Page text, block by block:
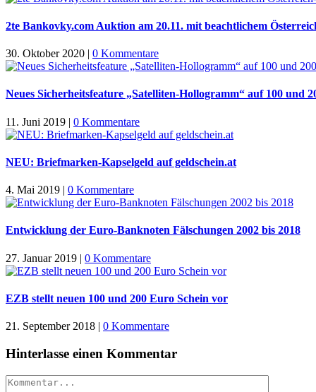
2te Bankovky.com Auktion am 20.11. mit beachtlichem
30. Oktober 2020 | 0 Kommentare
Neues Sicherheitsfeature „Satelliten-Hollogramm“ auf 100 und
11. Juni 2019 | 0 Kommentare
NEU: Briefmarken-Kapselgeld auf geldschein.at
4. Mai 2019 | 0 Kommentare
Entwicklung der Euro-Banknoten Fälschungen 2002 bis 2018
27. Januar 2019 | 0 Kommentare
EZB stellt neuen 100 und 200 Euro Schein vor
21. September 2018 | 0 Kommentare
Hinterlasse einen Kommentar
Kommentar